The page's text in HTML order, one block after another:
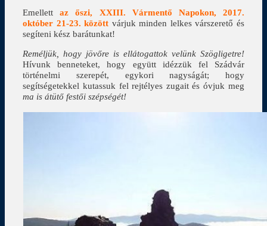
Emellettaz őszi, XXIII. Vármentő Napokon, 2017.
október 21-23. között várjuk minden lelkes várszerető és
segíteni kész barátunkat!
Reméljük, hogy jövőre is ellátogattok velünk Szögligetre!
Hívunk benneteket, hogy együtt idézzük fel Szádvár
történelmi szerepét, egykori nagyságát; hogy
segítségetekkel kutassuk fel rejtélyes zugait és óvjuk meg
ma is átütő festői szépségét!